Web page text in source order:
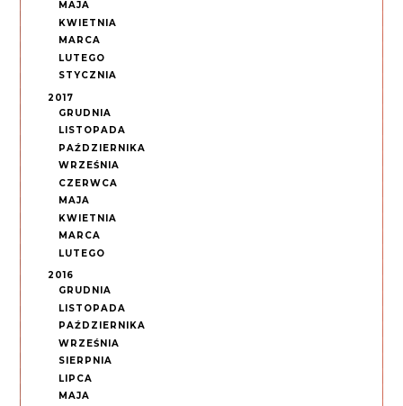
MAJA
KWIETNIA
MARCA
LUTEGO
STYCZNIA
2017
GRUDNIA
LISTOPADA
PAŹDZIERNIKA
WRZEŚNIA
CZERWCA
MAJA
KWIETNIA
MARCA
LUTEGO
2016
GRUDNIA
LISTOPADA
PAŹDZIERNIKA
WRZEŚNIA
SIERPNIA
LIPCA
MAJA